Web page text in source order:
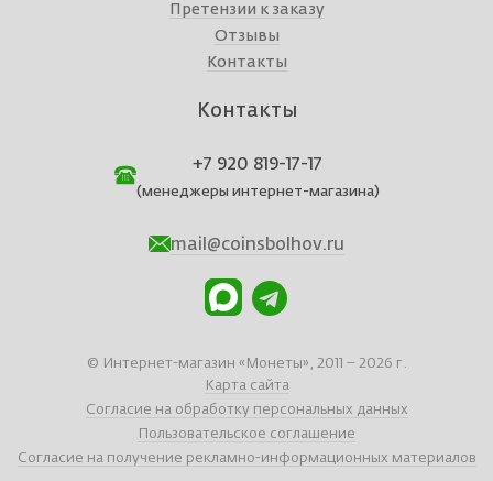
Претензии к заказу
Отзывы
Контакты
Контакты
+7 920 819-17-17
(менеджеры интернет-магазина)
mail@coinsbolhov.ru
© Интернет-магазин «Монеты», 2011 – 2026 г.
Карта сайта
Согласие на обработку персональных данных
Пользовательское соглашение
Согласие на получение рекламно-информационных материалов